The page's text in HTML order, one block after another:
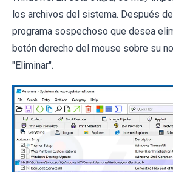
los archivos del sistema. Después
programa sospechoso que desea
botón derecho del mouse sobre su
"Eliminar".